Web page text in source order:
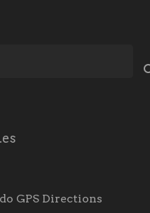
GPS Directions